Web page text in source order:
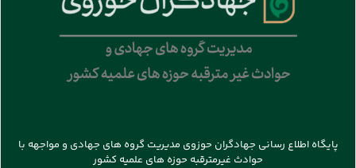
پایگاه اطلاع رسانی جهادگران حوزوی مدیریت گروه های جهادی و مواجهه با
حوادث غیرمترقبه حوزه های علمیه کشور